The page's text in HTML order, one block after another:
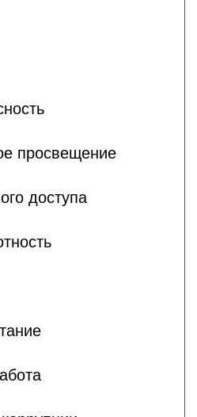
просвещение
доступа